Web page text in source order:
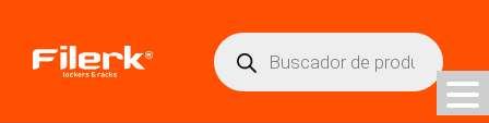
Búsqueda
de
productos